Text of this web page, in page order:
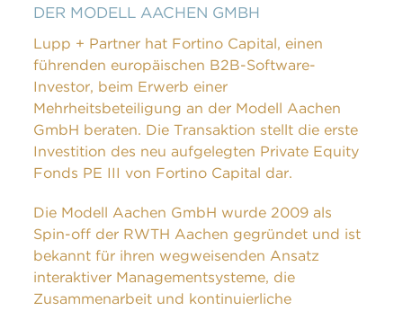
DER MODELL AACHEN GMBH
Lupp + Partner hat Fortino Capital, einen
führenden europäischen B2B-Software-
Investor, beim Erwerb einer
Mehrheitsbeteiligung an der Modell Aachen
GmbH beraten. Die Transaktion stellt die erste
Investition des neu aufgelegten Private Equity
Fonds PE III von Fortino Capital dar.
Die Modell Aachen GmbH wurde 2009 als
Spin-off der RWTH Aachen gegründet und ist
bekannt für ihren wegweisenden Ansatz
interaktiver Managementsysteme, die
Zusammenarbeit und kontinuierliche